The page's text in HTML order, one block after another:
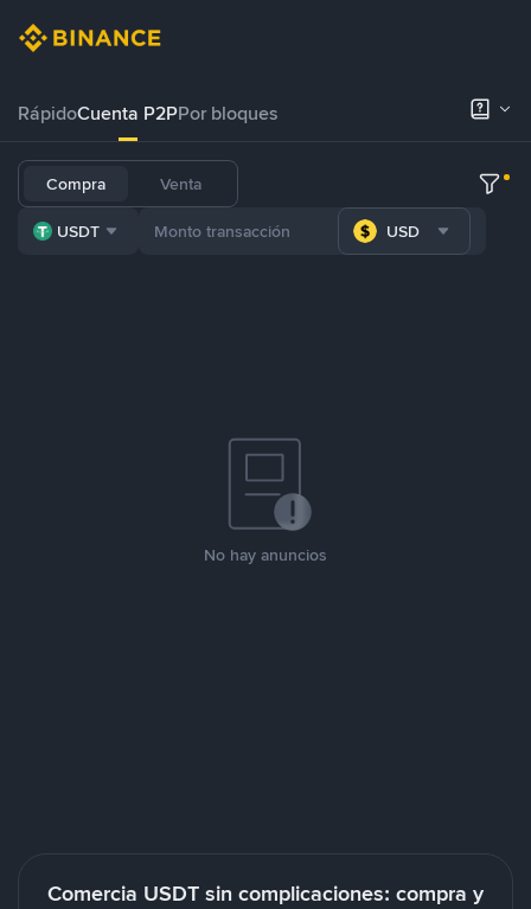
RápidoCuenta P2PPor bloques
Compra Venta
USDT USD
No hay anuncios
Comercia USDT sin complicaciones: compra y